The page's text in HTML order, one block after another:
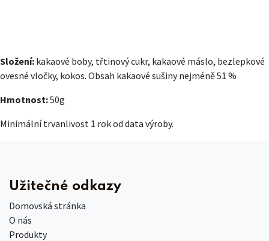
Složení: kakaové boby, třtinový cukr, kakaové máslo, bezlepkové
ovesné vločky, kokos. Obsah kakaové sušiny nejméně 51 %
Hmotnost:50g
Minimální trvanlivost 1 rok od data výroby.
Užitečné odkazy
Domovská stránka
O nás
Produkty